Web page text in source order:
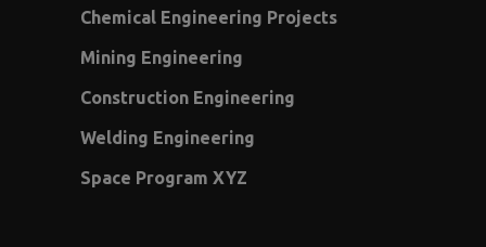
Chemical Engineering Projects
Mining Engineering
Construction Engineering
Welding Engineering
Space Program XYZ